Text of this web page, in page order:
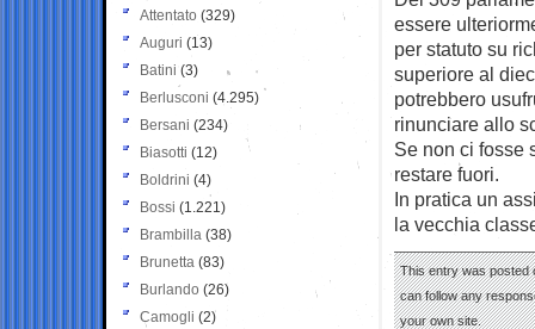
essere
per statuto su
superiore al
potrebbero
rinunciare allo
Se non ci fosse
restare fuori.
In pratica un
la vecchia
This entry was posted
can follow any
your own site.
Attentato (329)
Auguri (13)
Batini (3)
Berlusconi (4.295)
Bersani (234)
Biasotti (12)
Boldrini (4)
Bossi (1.221)
Brambilla (38)
Brunetta (83)
Burlando (26)
Camogli (2)